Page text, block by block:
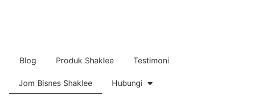
Blog Produk Shaklee Testimoni
Jom Bisnes Shaklee Hubungi